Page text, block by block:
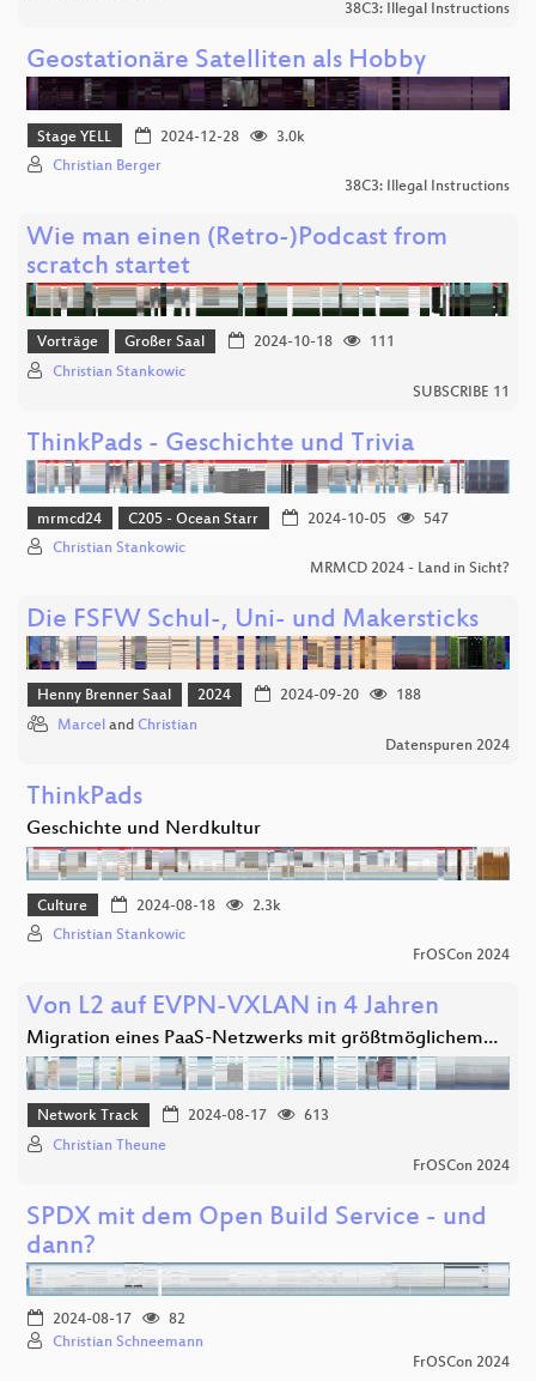
38C3: Illegal Instructions
Geostationäre Satelliten als Hobby
Stage YELL 2024-12-28
3.0k
Christian Berger
38C3: Illegal Instructions
Wie man einen (Retro-)Podcast from
scratch startet
Vorträge Großer Saal 2024-10-18
111
Christian Stankowic
SUBSCRIBE 11
ThinkPads - Geschichte und Trivia
mrmcd24 C205 - Ocean Starr 2024-10-05
547
Christian Stankowic
MRMCD 2024 - Land in Sicht?
Die FSFW Schul-, Uni- und Makersticks
Henny Brenner Saal 2024 2024-09-20
188
Marcel and Christian
Datenspuren 2024
ThinkPads
Geschichte und Nerdkultur
Culture 2024-08-18
2.3k
Christian Stankowic
FrOSCon 2024
Von L2 auf EVPN-VXLAN in 4 Jahren
Migration eines PaaS-Netzwerks mit größtmöglichem…
Network Track 2024-08-17
613
Christian Theune
FrOSCon 2024
SPDX mit dem Open Build Service - und
dann?
2024-08-17
82
Christian Schneemann
FrOSCon 2024